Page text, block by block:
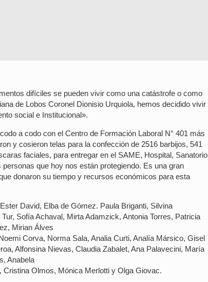
difíciles se pueden vivir como una catástrofe o como
de Lobos Coronel Dionisio Urquiola, hemos decidido vivir
social e Institucional».
a codo con el Centro de Formación Laboral N° 401 más
y cosieron telas para la confección de 2516 barbijos, 541
faciales, para entregar en el SAME, Hospital, Sanatorio
que hoy nos están protegiendo. Es una gran
donaron su tiempo y recursos económicos para esta
David, Elba de Gómez. Paula Briganti, Silvina
Sofía Achaval, Mirta Adamzick, Antonia Torres, Patricia
Mirian Álves
Corva, Norma Sala, Analia Curti, Analía Mársico, Gisel
Alfonsina Nievas, Claudia Zabalet, Ana Palavecini, María
Anabela
Olmos, Mónica Merlotti y Olga Giovac.